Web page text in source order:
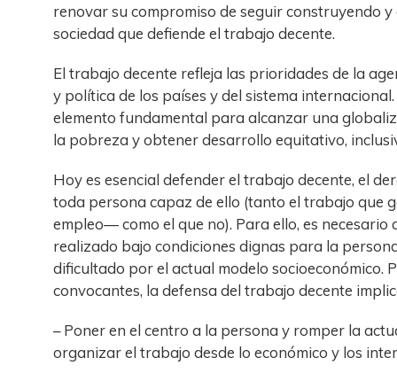
renovar su compromiso de seguir construyendo
sociedad que defiende el trabajo decente.
El trabajo decente refleja las prioridades de la
y política de los países y del sistema internacional.
elemento fundamental para alcanzar una
la pobreza y obtener desarrollo equitativo,
Hoy es esencial defender el trabajo decente, el
toda persona capaz de ello (tanto el trabajo que
empleo— como el que no). Para ello, es
realizado bajo condiciones dignas para la
dificultado por el actual modelo socioeconómico.
convocantes, la defensa del trabajo decente
– Poner en el centro a la persona y romper la
organizar el trabajo desde lo económico y los